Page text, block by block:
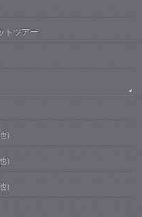
ツアー
）
）
）